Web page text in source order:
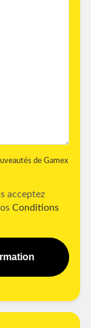
de Gamex
acceptez
Conditions